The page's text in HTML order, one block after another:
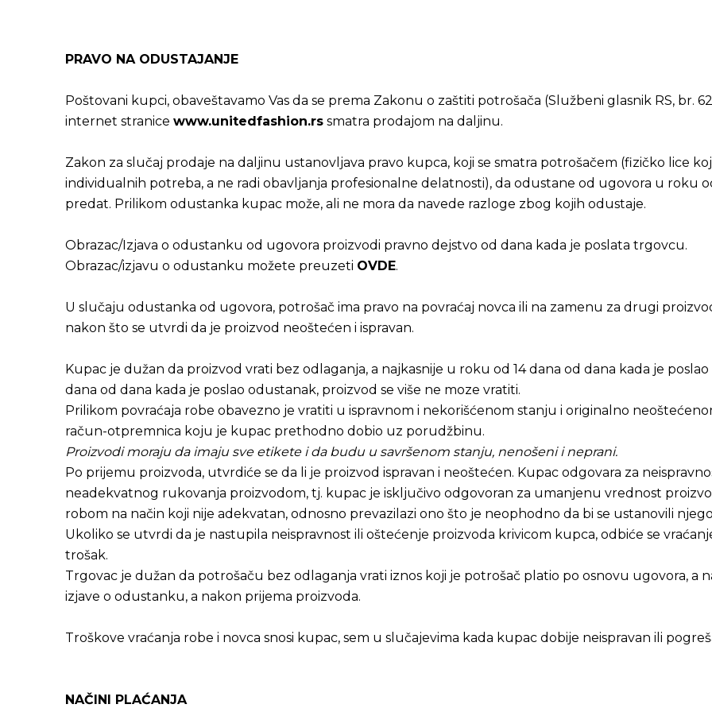
PRAVO NA ODUSTAJANJE
Poštovani kupci, obaveštavamo Vas da se prema Zakonu o zaštiti potrošača (Službeni glasnik RS, br.
internet stranice www.unitedfashion.rs smatra prodajom na daljinu.
Zakon za slučaj prodaje na daljinu ustanovljava pravo kupca, koji se smatra potrošačem (fizičko lice
individualnih potreba, a ne radi obavljanja profesionalne delatnosti), da odustane od ugovora u roku
predat. Prilikom odustanka kupac može, ali ne mora da navede razloge zbog kojih odustaje.
Obrazac/Izjava o odustanku od ugovora proizvodi pravno dejstvo od dana kada je poslata trgovcu.
Obrazac/izjavu o odustanku možete preuzeti OVDE.
U slučaju odustanka od ugovora, potrošač ima pravo na povraćaj novca ili na zamenu za drugi
nakon što se utvrdi da je proizvod neoštećen i ispravan.
Kupac je dužan da proizvod vrati bez odlaganja, a najkasnije u roku od 14 dana od dana kada je
dana od dana kada je poslao odustanak, proizvod se više ne moze vratiti.
Prilikom povraćaja robe obavezno je vratiti u ispravnom i nekorišćenom stanju i originalno
račun-otpremnica koju je kupac prethodno dobio uz porudžbinu.
Proizvodi moraju da imaju sve etikete i da budu u savršenom stanju, nenošeni i neprani.
Po prijemu proizvoda, utvrdiće se da li je proizvod ispravan i neoštećen. Kupac odgovara za
neadekvatnog rukovanja proizvodom, tj. kupac je isključivo odgovoran za umanjenu vrednost
robom na način koji nije adekvatan, odnosno prevazilazi ono što je neophodno da bi se ustanovili
Ukoliko se utvrdi da je nastupila neispravnost ili oštećenje proizvoda krivicom kupca, odbiće se
trošak.
Trgovac je dužan da potrošaču bez odlaganja vrati iznos koji je potrošač platio po osnovu ugovora, a
izjave o odustanku, a nakon prijema proizvoda.
Troškove vraćanja robe i novca snosi kupac, sem u slučajevima kada kupac dobije neispravan ili
NAČINI PLAĆANJA